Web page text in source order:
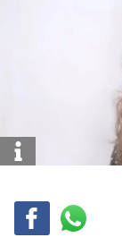
Info
Sdílej